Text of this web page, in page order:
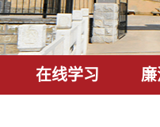
在线学习